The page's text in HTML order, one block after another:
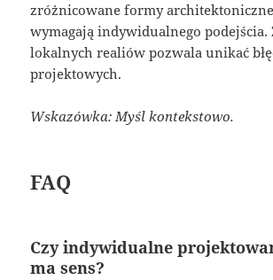
zróżnicowane formy
wymagają indywidualnego podejścia.
lokalnych realiów pozwala unikać
projektowych.
Wskazówka: Myśl kontekstowo.
FAQ
Czy indywidualne
ma sens?